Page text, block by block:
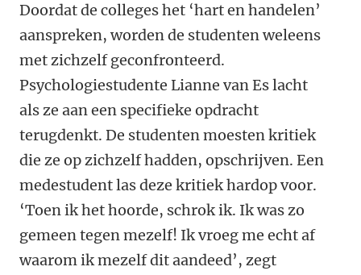
Doordat de colleges het ‘hart en handelen’
aanspreken, worden de studenten weleens
met zichzelf geconfronteerd.
Psychologiestudente Lianne van Es lacht
als ze aan een specifieke opdracht
terugdenkt. De studenten moesten kritiek
die ze op zichzelf hadden, opschrijven. Een
medestudent las deze kritiek hardop voor.
‘Toen ik het hoorde, schrok ik. Ik was zo
gemeen tegen mezelf! Ik vroeg me echt af
waarom ik mezelf dit aandeed’, zegt